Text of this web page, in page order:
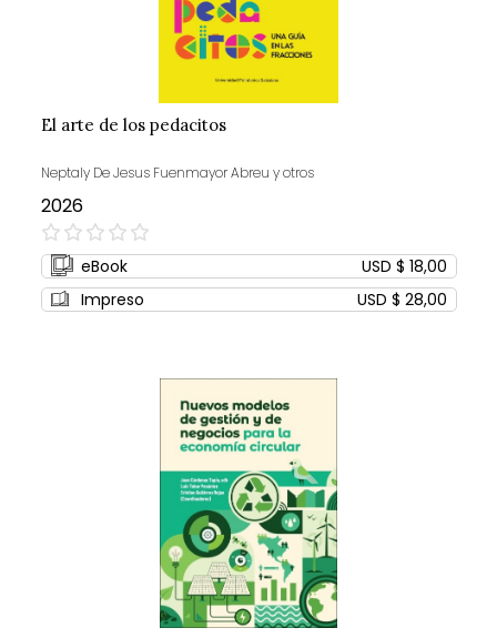
El arte de los pedacitos
Neptaly De Jesus Fuenmayor Abreu y otros
2026
0%
eBook
USD $ 18,00
Impreso
USD $ 28,00